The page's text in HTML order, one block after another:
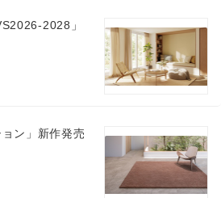
2028」
ョン」新作発売